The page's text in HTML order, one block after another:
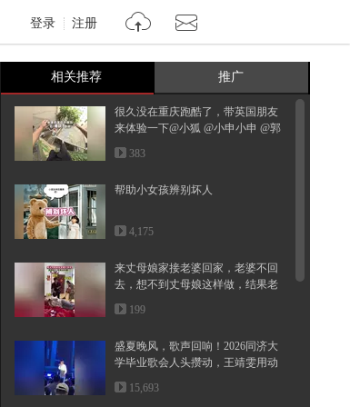
登录 注册
相关推荐 推广
很久没在重庆跑酷了，带英国朋友
来体验一下@小狐 @小申小申 @郭
大...
383
帮助小女孩辨别坏人
4,175
来丈母娘家接老婆回家，老婆不回
去，想不到丈母娘这样做，结果老
婆...
199
盛夏晚风，歌声回响！2026同济大
学毕业歌会人头攒动，王靖雯用动
人...
15,693